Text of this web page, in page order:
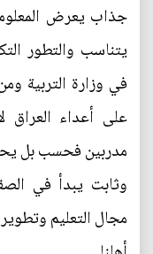
جذاب يعرض
يتناسب والتطور
في وزارة التربية
على أعداء
مدربين فحسب بل
وثابت يبدأ في
مجال التعليم